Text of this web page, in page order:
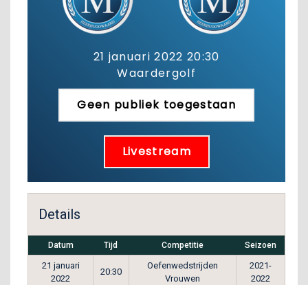
21 januari 2022 20:30
Waardergolf
Geen publiek toegestaan
Livestream
Details
Datum Tijd Competitie Seizoen
21 januari
2022
20:30
Oefenwedstrijden
Vrouwen
2021-
2022